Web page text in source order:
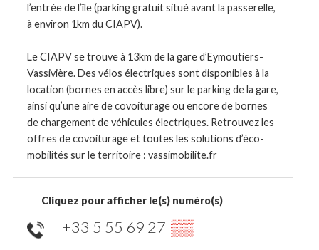
l’entrée de l’île (parking gratuit situé avant la passerelle,
à environ 1km du CIAPV).
Le CIAPV se trouve à 13km de la gare d’Eymoutiers-
Vassivière. Des vélos électriques sont disponibles à la
location (bornes en accès libre) sur le parking de la gare,
ainsi qu’une aire de covoiturage ou encore de bornes
de chargement de véhicules électriques. Retrouvez les
offres de covoiturage et toutes les solutions d’éco-
mobilités sur le territoire : vassimobilite.fr
Cliquez pour afficher le(s) numéro(s)
+33 5 55 69 27 ▒▒